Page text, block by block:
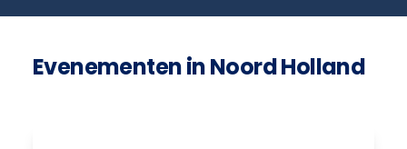
Evenementen in Noord Holland